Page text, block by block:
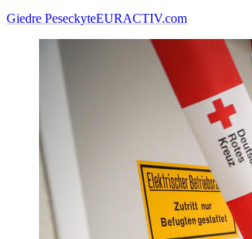
Giedre PeseckyteEURACTIV.com